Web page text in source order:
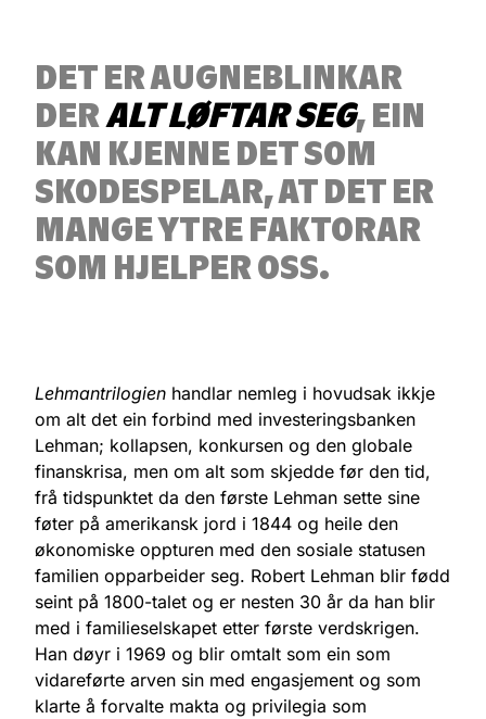
DET ER AUGNEBLINKAR
DERALT LØFTAR SEG, EIN
KAN KJENNE DET SOM
SKODESPELAR, AT DET ER
MANGE YTRE FAKTORAR
SOM HJELPER OSS.
Lehmantrilogien handlar nemleg i hovudsak ikkje
om alt det ein forbind med investeringsbanken
Lehman; kollapsen, konkursen og den globale
finanskrisa, men om alt som skjedde før den tid,
frå tidspunktet da den første Lehman sette sine
føter på amerikansk jord i 1844 og heile den
økonomiske oppturen med den sosiale statusen
familien opparbeider seg. Robert Lehman blir fødd
seint på 1800-talet og er nesten 30 år da han blir
med i familieselskapet etter første verdskrigen.
Han døyr i 1969 og blir omtalt som ein som
vidareførte arven sin med engasjement og som
klarte å forvalte makta og privilegia som